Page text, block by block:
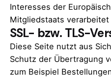
Interesses der
Mitgliedstaats verarbeitet
SSL- bzw. TLS-
Diese Seite nutzt aus
Schutz der Übertragung
zum Beispiel